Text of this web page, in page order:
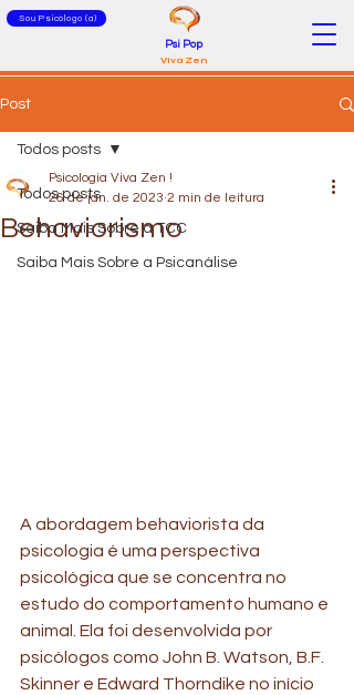
Sou Psicólogo (a)
Psi Pop
Viva Zen
Post
Todos posts
Saiba Mais Sobre a TCC
Saiba Mais Sobre a Psicanálise
Todos posts
Behaviorismo
Psicologia Viva Zen !
26 de jan. de 2023 2 min de leitura
A abordagem behaviorista da
psicologia é uma perspectiva
psicológica que se concentra no
estudo do comportamento humano e
animal. Ela foi desenvolvida por
psicólogos como John B. Watson, B.F.
Skinner e Edward Thorndike no início